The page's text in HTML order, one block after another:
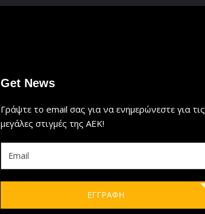
Get News
Γράψτε το email σας για να ενημερώνεστε για τις
μεγάλες στιγμές της ΑΕΚ!
ΕΓΓΡΑΦΗ